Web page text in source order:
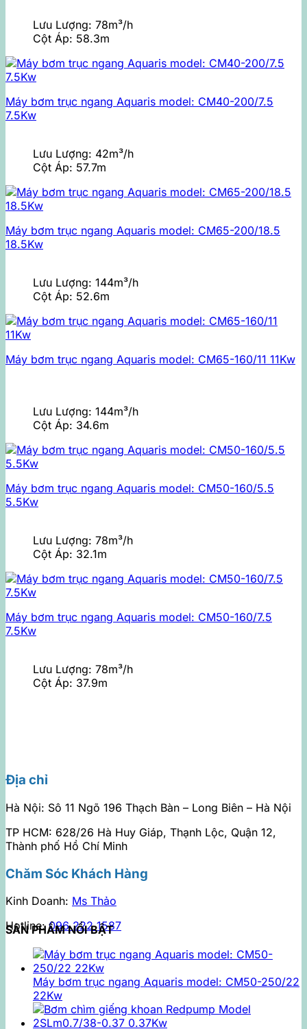
Lưu Lượng: 78m³/h
Cột Áp: 58.3m
Máy bơm trục ngang Aquaris model: CM40-200/7.5
7.5Kw
Lưu Lượng: 42m³/h
Cột Áp: 57.7m
Máy bơm trục ngang Aquaris model: CM65-200/18.5
18.5Kw
Lưu Lượng: 144m³/h
Cột Áp: 52.6m
Máy bơm trục ngang Aquaris model: CM65-160/11 11Kw
Lưu Lượng: 144m³/h
Cột Áp: 34.6m
Máy bơm trục ngang Aquaris model: CM50-160/5.5
5.5Kw
Lưu Lượng: 78m³/h
Cột Áp: 32.1m
Máy bơm trục ngang Aquaris model: CM50-160/7.5
7.5Kw
Lưu Lượng: 78m³/h
Cột Áp: 37.9m
Địa chỉ
Hà Nội: Sô 11 Ngõ 196 Thạch Bàn – Long Biên – Hà Nội
TP HCM: 628/26 Hà Huy Giáp, Thạnh Lộc, Quận 12,
Thành phố Hồ Chí Minh
Chăm Sóc Khách Hàng
Kinh Doanh: Ms Thảo
Hotline:096 222 1587
SẢN PHẨM NỔI BẬT
Máy bơm trục ngang Aquaris model: CM50-250/22
22Kw